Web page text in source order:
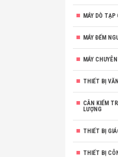
MÁY DÒ TẠP
MÁY ĐẾM
MÁY
THIẾT BỊ
CÂN KIỂM
LƯỢNG
THIẾT BỊ
THIẾT BỊ